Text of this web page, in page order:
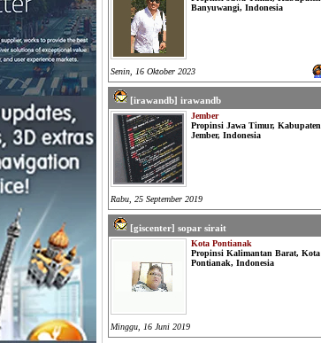
Banyuwangi, Indonesia
Senin, 16 Oktober 2023
[irawandb] irawandb
Jember
Propinsi Jawa Timur, Kabupaten
Jember, Indonesia
Rabu, 25 September 2019
[giscenter] sopar sirait
Kota Pontianak
Propinsi Kalimantan Barat, Kota
Pontianak, Indonesia
Minggu, 16 Juni 2019